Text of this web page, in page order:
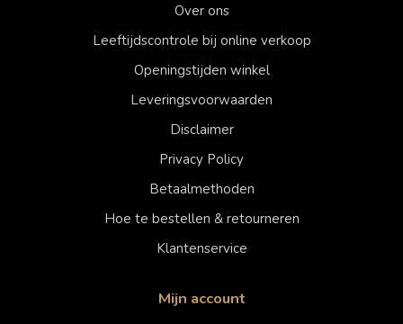
Over ons
Leeftijdscontrole bij online verkoop
Openingstijden winkel
Leveringsvoorwaarden
Disclaimer
Privacy Policy
Betaalmethoden
Hoe te bestellen & retourneren
Klantenservice
Mijn account